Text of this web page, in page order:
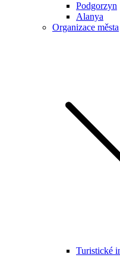
Podgorzyn
Alanya
Organizace města
Turistické